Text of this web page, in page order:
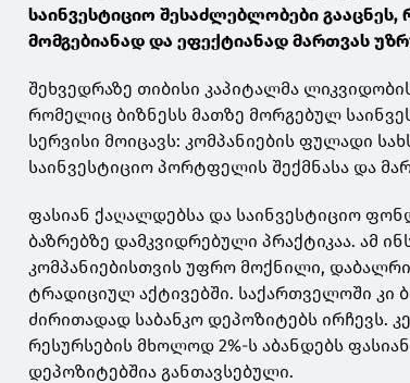
საინვესტიციო შესაძლებლობები
მომგებიანად და ეფექტიანად მართვას
შეხვედრაზე თიბისი კაპიტალმა
რომელიც ბიზნესს მათზე მორგებულ
სერვისი მოიცავს: კომპანიების ფულადი
საინვესტიციო პორტფელის შექმნასა და
ფასიან ქაღალდებსა და საინვესტიციო
ბაზრებზე დამკვიდრებული პრაქტიკაა. ამ
კომპანიებისთვის უფრო მოქნილი,
ტრადიციულ აქტივებში. საქართველოში კი
ძირითადად საბანკო დეპოზიტებს ირჩევს.
რესურსების მხოლოდ 2%-ს აბანდებს
დეპოზიტებშია განთავსებული.